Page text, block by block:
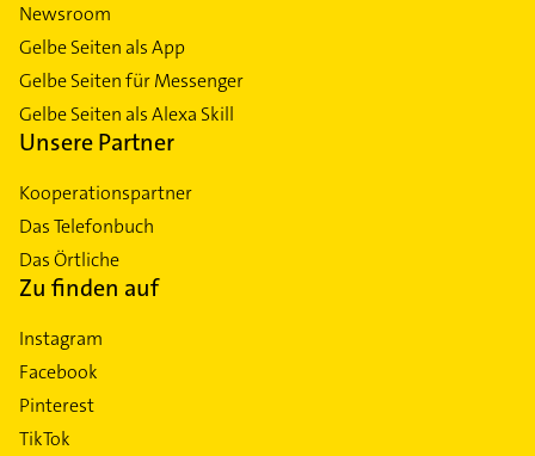
Newsroom
Gelbe Seiten als App
Gelbe Seiten für Messenger
Gelbe Seiten als Alexa Skill
Unsere Partner
Kooperationspartner
Das Telefonbuch
Das Örtliche
Zu finden auf
Instagram
Facebook
Pinterest
TikTok